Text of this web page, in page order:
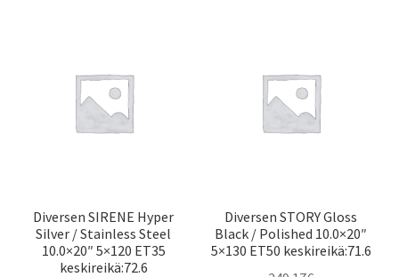
Diversen SIRENE Hyper
Silver / Stainless Steel
10.0×20″ 5×120 ET35
keskireikä:72.6
Diversen STORY Gloss
Black / Polished 10.0×20″
5×130 ET50 keskireikä:71.6